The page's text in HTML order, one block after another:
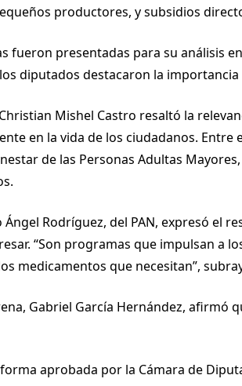
productores, y subsidios
fueron presentadas para su análisis
diputados destacaron la
Mishel Castro resaltó la
en la vida de los ciudadanos.
de las Personas Adultas
Ángel Rodríguez, del PAN, expresó el
“Son programas que impulsan a
medicamentos que necesitan”,
Gabriel García Hernández,
aprobada por la Cámara de